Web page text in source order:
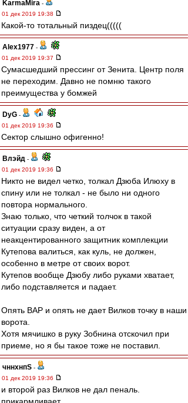
KarmaMira -
01 дек 2019 19:38
Какой-то тотальный пиздец(((((
Alex1977 -
01 дек 2019 19:37
Сумасшедший прессинг от Зенита. Центр поля
не переходим. Давно не помню такого
преимущества у бомжей
DyG -
01 дек 2019 19:36
Сектор слышно офигенно!
Влэйд -
01 дек 2019 19:36
Никто не видел четко, толкал Дзюба Илюху в
спину или не толкал - не было ни одного
повтора нормального.
Знаю только, что четкий толчок в такой
ситуации сразу виден, а от
неакцентированного защитник комплекции
Кутепова валиться, как куль, не должен,
особенно в метре от своих ворот.
Кутепов вообще Дзюбу либо руками хватает,
либо подставляется и падает.
Опять ВАР и опять не дает Вилков точку в наши
ворота.
Хотя мячишко в руку Зобнина отскочил при
приеме, но я бы такое тоже не поставил.
чннхнпS -
01 дек 2019 19:36
и второй раз Вилков не дал пеналь.